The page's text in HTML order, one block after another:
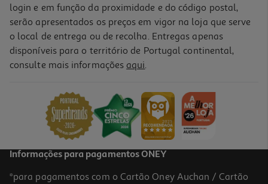
Máquina De Lavar Roupa Bosch Wan2820xep - Silver A 9kg
749,99 €
login e em função da proximidade e do código postal,
serão apresentados os preços em vigor na loja que serve
o local de entrega ou de recolha. Entregas apenas
disponíveis para o território de Portugal continental,
consulte mais informações aqui.
Informações para pagamentos ONEY
*para pagamentos com o Cartão Oney Auchan / Cartão